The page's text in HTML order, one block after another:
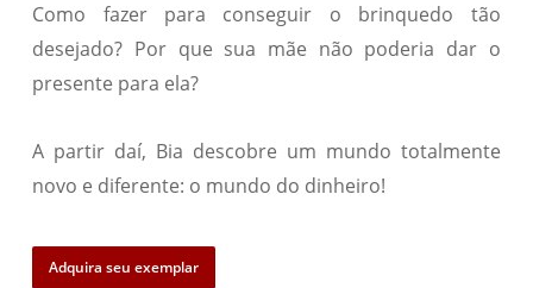
Como fazer para conseguir o brinquedo tão
desejado? Por que sua mãe não poderia dar o
presente para ela?
A partir daí, Bia descobre um mundo totalmente
novo e diferente: o mundo do dinheiro!
Adquira seu exemplar